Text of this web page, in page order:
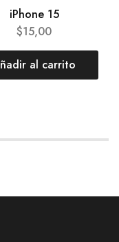
iPhone 15
$15,00
al carrito